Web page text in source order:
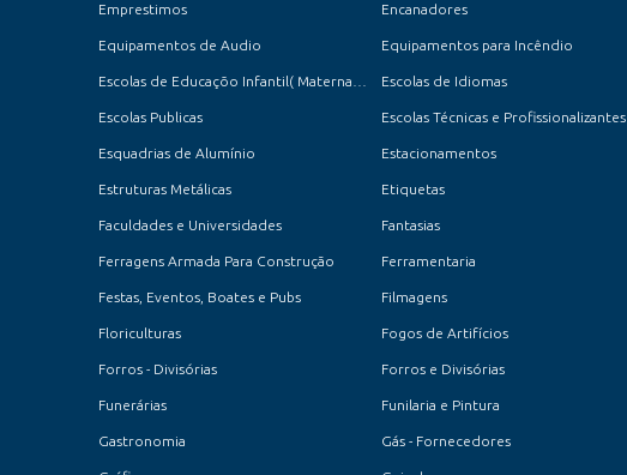
Emprestimos Encanadores
Equipamentos de Audio Equipamentos para Incêndio
Escolas de Idiomas
Escolas Publicas Escolas Técnicas e Profissionalizantes
Esquadrias de Alumínio Estacionamentos
Estruturas Metálicas Etiquetas
Faculdades e Universidades Fantasias
Ferragens Armada Para Construção Ferramentaria
Festas, Eventos, Boates e Pubs Filmagens
Floriculturas Fogos de Artifícios
Forros - Divisórias Forros e Divisórias
Funerárias Funilaria e Pintura
Gastronomia Gás - Fornecedores